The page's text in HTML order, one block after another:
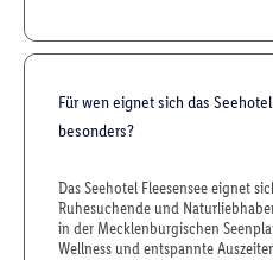
Für wen eignet sich das
besonders?
Das Seehotel Fleesensee eignet
Ruhesuchende und
in der Mecklenburgischen
Wellness und entspannte